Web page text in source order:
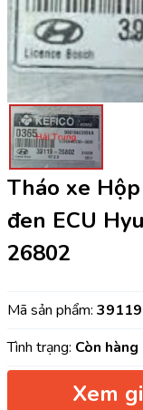
Tháo xe
đen ECU
26802
Mã sản phẩm:
Tình trạng: Còn hàng
Xem